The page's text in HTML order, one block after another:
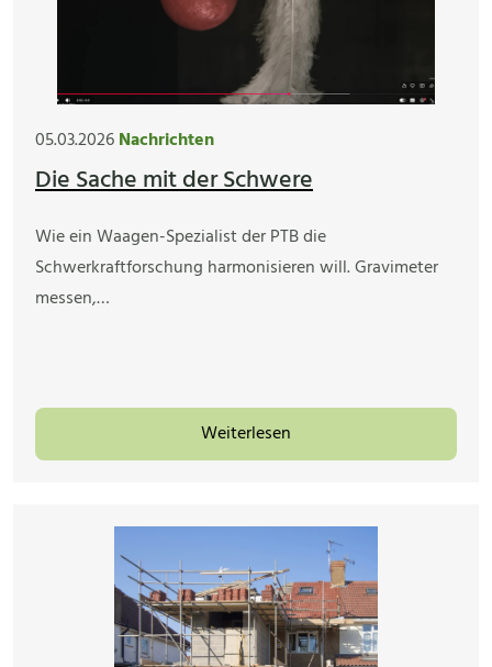
05.03.2026Nachrichten
Die Sache mit der Schwere
Wie ein Waagen-Spezialist der PTB die
Schwerkraftforschung harmonisieren will. Gravimeter
messen,…
Weiterlesen